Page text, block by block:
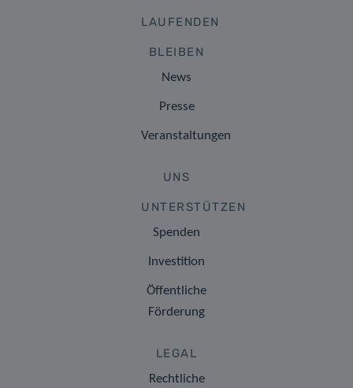
LAUFENDEN
BLEIBEN
News
Presse
Veranstaltungen
UNS
UNTERSTÜTZEN
Spenden
Investition
Öffentliche
Förderung
LEGAL
Rechtliche